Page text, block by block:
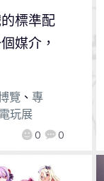
0 0
標準配
媒介，
覽、 專
玩展